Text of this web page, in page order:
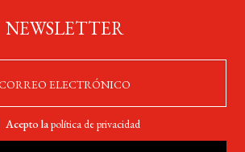
NEWSLETTER
Acepto lapolítica de privacidad